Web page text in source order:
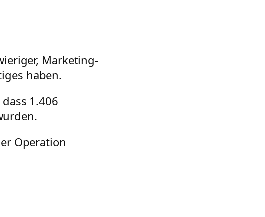
Marketing-
haben.
1.406
Operation